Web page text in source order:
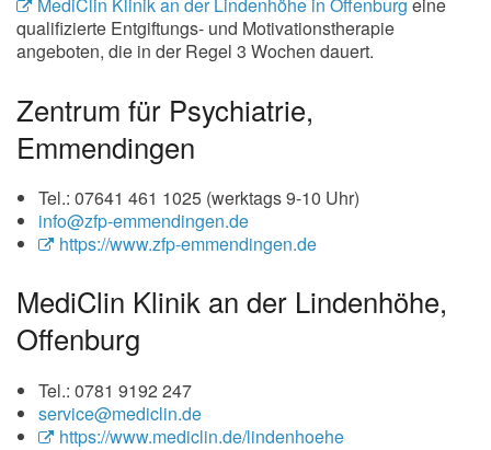
qualifizierte Entgiftungs- und Motivationstherapie
angeboten, die in der Regel 3 Wochen dauert.
Zentrum für Psychiatrie,
Emmendingen
Tel.: 07641 461 1025 (werktags 9-10 Uhr)
info@zfp-emmendingen.de
https://www.zfp-emmendingen.de
MediClin Klinik an der Lindenhöhe,
Offenburg
Tel.: 0781 9192 247
service@mediclin.de
https://www.mediclin.de/lindenhoehe